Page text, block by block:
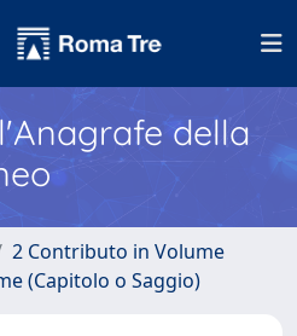
della
2 Contributo in Volume
(Capitolo o Saggio)